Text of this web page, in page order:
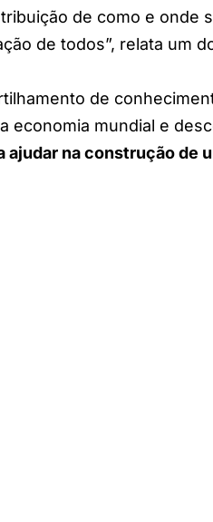
de como e onde
de todos”, relata um
de
economia mundial e
ajudar na construção de